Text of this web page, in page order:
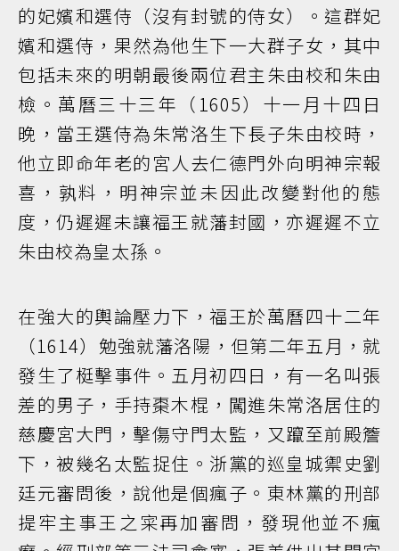
的妃嬪和選侍（沒有封號的侍女）。這群妃
嬪和選侍，果然為他生下一大群子女，其中
包括未來的明朝最後兩位君主朱由校和朱由
檢。萬曆三十三年（1605）十一月十四日
晚，當王選侍為朱常洛生下長子朱由校時，
他立即命年老的宮人去仁德門外向明神宗報
喜，孰料，明神宗並未因此改變對他的態
度，仍遲遲未讓福王就藩封國，亦遲遲不立
朱由校為皇太孫。
在強大的輿論壓力下，福王於萬曆四十二年
（1614）勉強就藩洛陽，但第二年五月，就
發生了梃擊事件。五月初四日，有一名叫張
差的男子，手持棗木棍，闖進朱常洛居住的
慈慶宮大門，擊傷守門太監，又躥至前殿簷
下，被幾名太監捉住。浙黨的巡皇城禦史劉
廷元審問後，說他是個瘋子。東林黨的刑部
提牢主事王之寀再加審問，發現他並不瘋